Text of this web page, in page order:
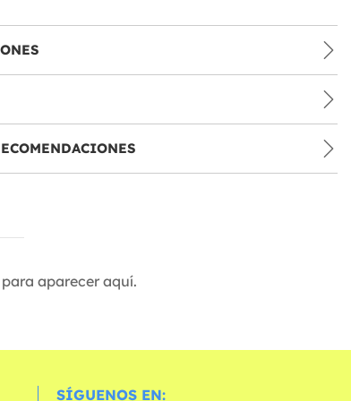
para aparecer aquí.
SÍGUENOS EN: